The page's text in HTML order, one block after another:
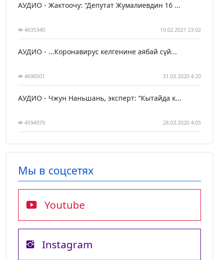
АУДИО - Жактоочу: “Депутат Жумалиевдин 16 ...
4635340 10.02.2021 23:02
АУДИО - ...Коронавирус келгенине аябай сүй...
4690501 31.03.2020 4:20
АУДИО - Чжун Наньшань, эксперт: “Кытайда к...
4594979 28.03.2020 4:05
Мы в соцсетях
Youtube
Instagram